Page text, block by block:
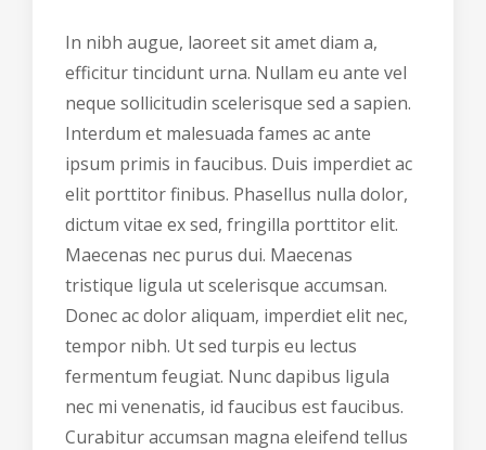
In nibh augue, laoreet sit amet diam a,
efficitur tincidunt urna. Nullam eu ante vel
neque sollicitudin scelerisque sed a sapien.
Interdum et malesuada fames ac ante
ipsum primis in faucibus. Duis imperdiet ac
elit porttitor finibus. Phasellus nulla dolor,
dictum vitae ex sed, fringilla porttitor elit.
Maecenas nec purus dui. Maecenas
tristique ligula ut scelerisque accumsan.
Donec ac dolor aliquam, imperdiet elit nec,
tempor nibh. Ut sed turpis eu lectus
fermentum feugiat. Nunc dapibus ligula
nec mi venenatis, id faucibus est faucibus.
Curabitur accumsan magna eleifend tellus